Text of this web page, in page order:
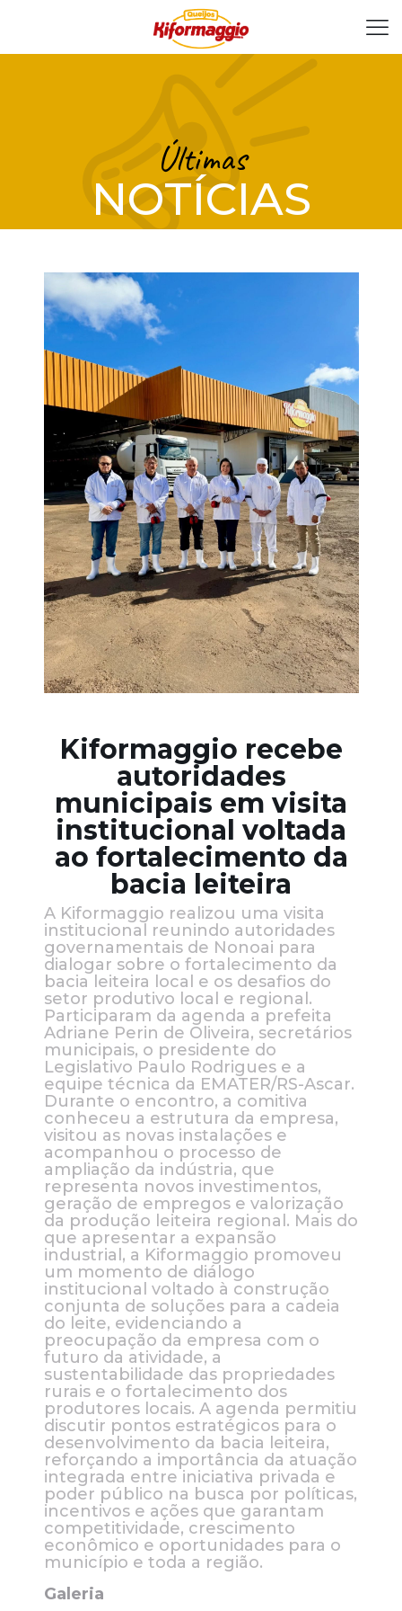
Últimas
NOTÍCIAS
Kiformaggio recebe
autoridades
municipais em visita
institucional voltada
ao fortalecimento da
bacia leiteira
A Kiformaggio realizou uma visita
institucional reunindo autoridades
governamentais de Nonoai para
dialogar sobre o fortalecimento da
bacia leiteira local e os desafios do
setor produtivo local e regional.
Participaram da agenda a prefeita
Adriane Perin de Oliveira, secretários
municipais, o presidente do
Legislativo Paulo Rodrigues e a
equipe técnica da EMATER/RS-Ascar.
Durante o encontro, a comitiva
conheceu a estrutura da empresa,
visitou as novas instalações e
acompanhou o processo de
ampliação da indústria, que
representa novos investimentos,
geração de empregos e valorização
da produção leiteira regional. Mais do
que apresentar a expansão
industrial, a Kiformaggio promoveu
um momento de diálogo
institucional voltado à construção
conjunta de soluções para a cadeia
do leite, evidenciando a
preocupação da empresa com o
futuro da atividade, a
sustentabilidade das propriedades
rurais e o fortalecimento dos
produtores locais. A agenda permitiu
discutir pontos estratégicos para o
desenvolvimento da bacia leiteira,
reforçando a importância da atuação
integrada entre iniciativa privada e
poder público na busca por políticas,
incentivos e ações que garantam
competitividade, crescimento
econômico e oportunidades para o
município e toda a região.
Galeria